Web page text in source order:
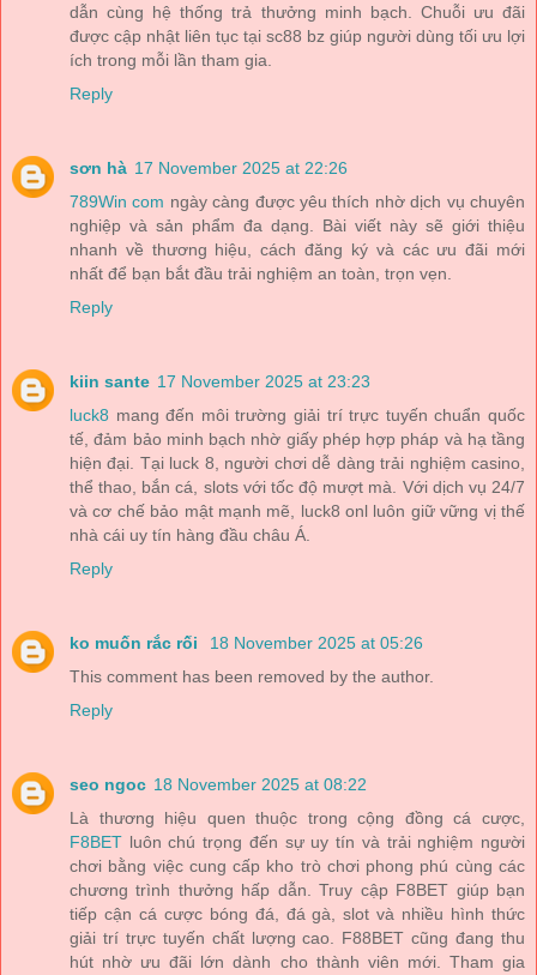
dẫn cùng hệ thống trả thưởng minh bạch. Chuỗi ưu đãi
được cập nhật liên tục tại sc88 bz giúp người dùng tối ưu lợi
ích trong mỗi lần tham gia.
Reply
sơn hà 17 November 2025 at 22:26
789Win com ngày càng được yêu thích nhờ dịch vụ chuyên
nghiệp và sản phẩm đa dạng. Bài viết này sẽ giới thiệu
nhanh về thương hiệu, cách đăng ký và các ưu đãi mới
nhất để bạn bắt đầu trải nghiệm an toàn, trọn vẹn.
Reply
kiin sante 17 November 2025 at 23:23
luck8 mang đến môi trường giải trí trực tuyến chuẩn quốc
tế, đảm bảo minh bạch nhờ giấy phép hợp pháp và hạ tầng
hiện đại. Tại luck 8, người chơi dễ dàng trải nghiệm casino,
thể thao, bắn cá, slots với tốc độ mượt mà. Với dịch vụ 24/7
và cơ chế bảo mật mạnh mẽ, luck8 onl luôn giữ vững vị thế
nhà cái uy tín hàng đầu châu Á.
Reply
ko muốn rắc rối
18 November 2025 at 05:26
This comment has been removed by the author.
Reply
seo ngoc 18 November 2025 at 08:22
Là thương hiệu quen thuộc trong cộng đồng cá cược,
F8BET luôn chú trọng đến sự uy tín và trải nghiệm người
chơi bằng việc cung cấp kho trò chơi phong phú cùng các
chương trình thưởng hấp dẫn. Truy cập F8BET giúp bạn
tiếp cận cá cược bóng đá, đá gà, slot và nhiều hình thức
giải trí trực tuyến chất lượng cao. F88BET cũng đang thu
hút nhờ ưu đãi lớn dành cho thành viên mới. Tham gia